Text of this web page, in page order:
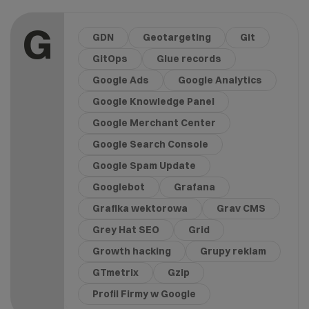
G GDN Geotargeting
Git
GitOps
Glue records
Google Ads
Google Analytics
Google Knowledge Panel
Google Merchant Center
Google Search Console
Google Spam Update
Googlebot
Grafana
Grafika wektorowa
Grav CMS
Grey Hat SEO
Grid
Growth hacking
Grupy reklam
GTmetrix
Gzip
Profil Firmy w Google